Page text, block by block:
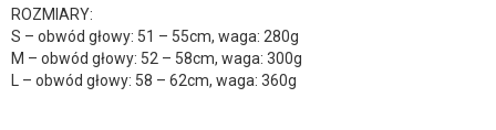
ROZMIARY:
S – obwód głowy: 51 – 55cm, waga: 280g
M – obwód głowy: 52 – 58cm, waga: 300g
L – obwód głowy: 58 – 62cm, waga: 360g